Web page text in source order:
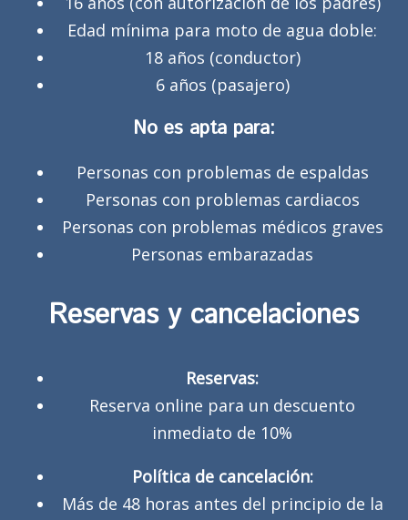
Edad mínima para moto de agua doble:
18 años (conductor)
6 años (pasajero)
No es apta para:
Personas con problemas de espaldas
Personas con problemas cardiacos
Personas con problemas médicos graves
Personas embarazadas
Reservas y cancelaciones
Reservas:
Reserva online para un descuento
inmediato de 10%
Política de cancelación:
Más de 48 horas antes del principio de la